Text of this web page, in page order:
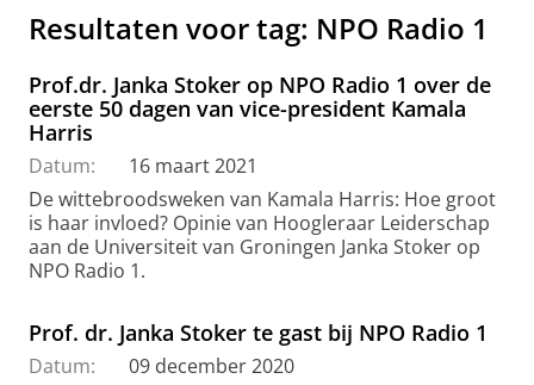
Resultaten voor tag: NPO Radio 1
Prof.dr. Janka Stoker op NPO Radio 1 over de
eerste 50 dagen van vice-president Kamala
Harris
Datum:
16 maart 2021
De wittebroodsweken van Kamala Harris: Hoe groot
is haar invloed? Opinie van Hoogleraar Leiderschap
aan de Universiteit van Groningen Janka Stoker op
NPO Radio 1.
Prof. dr. Janka Stoker te gast bij NPO Radio 1
Datum:
09 december 2020